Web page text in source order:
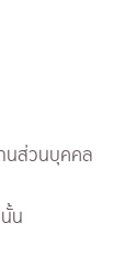
นส่วนบุคคล
น